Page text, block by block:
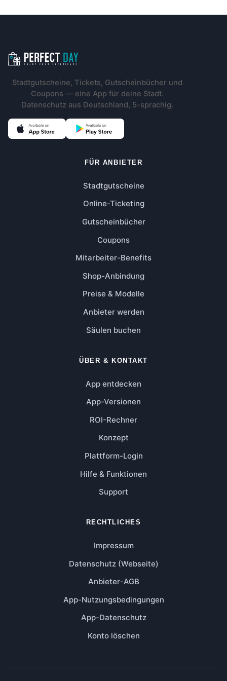
Footer-Navigation
Stadtgutscheine, Tickets, Gutscheinbücher und
Coupons — eine App für deine Stadt.
Datenschutz aus Deutschland, 5-sprachig.
FÜR ANBIETER
Stadtgutscheine
Online-Ticketing
Gutscheinbücher
Coupons
Mitarbeiter-Benefits
Shop-Anbindung
Preise & Modelle
Anbieter werden
Säulen buchen
ÜBER & KONTAKT
App entdecken
App-Versionen
ROI-Rechner
Konzept
Plattform-Login
Hilfe & Funktionen
Support
RECHTLICHES
Impressum
Datenschutz (Webseite)
Anbieter-AGB
App-Nutzungsbedingungen
App-Datenschutz
Konto löschen